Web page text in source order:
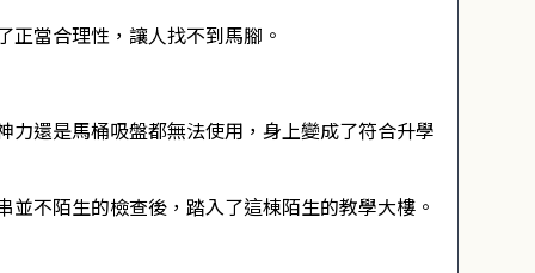
當合理性，讓人找不到馬腳。
還是馬桶吸盤都無法使用，身上變成了符合升學
不陌生的檢查後，踏入了這棟陌生的教學大樓。